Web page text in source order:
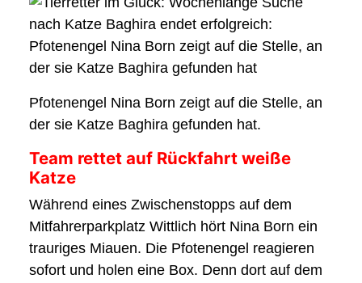
Pfotenengel Nina Born zeigt auf die Stelle, an
der sie Katze Baghira gefunden hat.
Team rettet auf Rückfahrt weiße
Katze
Während eines Zwischenstopps auf dem
Mitfahrerparkplatz Wittlich hört Nina Born ein
trauriges Miauen. Die Pfotenengel reagieren
sofort und holen eine Box. Denn dort auf dem